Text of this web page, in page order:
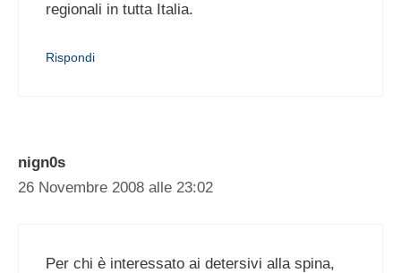
regionali in tutta Italia.
Rispondi
nign0s
26 Novembre 2008 alle 23:02
Per chi è interessato ai detersivi alla spina,